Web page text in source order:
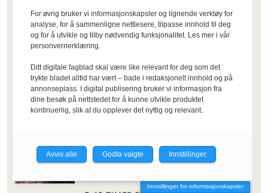
Troya, myter og det som
virkelig betyr noe
Er Mor Nille en sten?
8 DAGER SIDEN
Slik blir
immatrikuleringen ved
Innstillinger for informasjonskapsler
For øvrig bruker vi informasjonskapsler og lignende verktøy for
analyse, for å sammenligne nettlesere, tilpasse innhold til deg
og for å utvikle og tilby nødvendig funksjonalitet. Les mer i vår
personvernerklæring.
Ditt digitale fagblad skal være like relevant for deg som det
trykte bladet alltid har vært – bade i redaksjonelt innhold og på
annonseplass. I digital publisering bruker vi informasjon fra
dine besøk på nettstedet for å kunne utvikle produktet
kontinuerlig, slik at du opplever det nyttig og relevant.
Avvis alle Godta valgte Innstillinger